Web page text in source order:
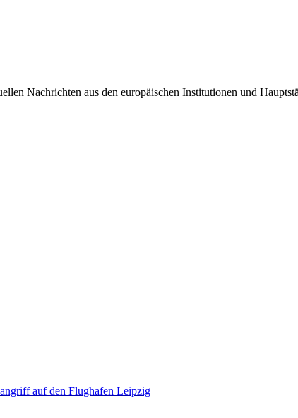
Nachrichten aus den europäischen Institutionen und
auf den Flughafen Leipzig